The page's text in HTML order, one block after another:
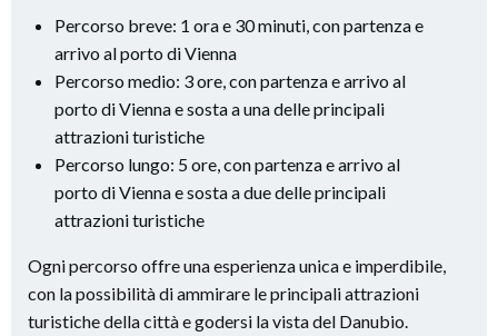
Percorso breve: 1 ora e 30 minuti, con partenza e
arrivo al porto di Vienna
Percorso medio: 3 ore, con partenza e arrivo al
porto di Vienna e sosta a una delle principali
attrazioni turistiche
Percorso lungo: 5 ore, con partenza e arrivo al
porto di Vienna e sosta a due delle principali
attrazioni turistiche
Ogni percorso offre una esperienza unica e imperdibile,
con la possibilità di ammirare le principali attrazioni
turistiche della città e godersi la vista del Danubio.